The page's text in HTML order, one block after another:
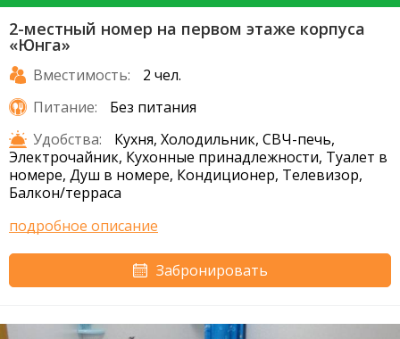
2-местный номер на первом этаже корпуса
«Юнга»
Вместимость:
2 чел.
Питание:
Без питания
Удобства:
Кухня, Холодильник, СВЧ-печь,
Электрочайник, Кухонные принадлежности, Туалет в
номере, Душ в номере, Кондиционер, Телевизор,
Балкон/терраса
подробное описание
Забронировать